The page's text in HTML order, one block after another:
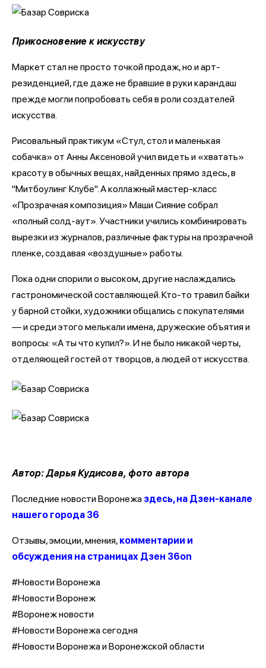
Прикосновение к искусству
Маркет стал не просто точкой продаж, но и арт-
резиденцией, где даже не бравшие в руки карандаш
прежде могли попробовать себя в роли создателей
искусства.
Рисовальный практикум «Стул, стол и маленькая
собачка» от Анны Аксеновой учил видеть и «хватать»
красоту в обычных вещах, найденных прямо здесь, в
"Митбоулинг Клубе". А коллажный мастер-класс
«Прозрачная композиция» Маши Сияние собрал
«полный солд-аут». Участники учились комбинировать
вырезки из журналов, различные фактуры на прозрачной
пленке, создавая «воздушные» работы.
Пока одни спорили о высоком, другие наслаждались
гастрономической составляющей. Кто-то травил байки
у барной стойки, художники общались с покупателями
— и среди этого мелькали имена, дружеские объятия и
вопросы: «А ты что купил?». И не было никакой черты,
отделяющей гостей от творцов, а людей от искусства.
Автор: Дарья Кудисова, фото автора
Последние новости Воронежа здесь, на Дзен-канале
нашего города 36
Отзывы, эмоции, мнения, комментарии и
обсуждения на страницах Дзен 36on
#Новости Воронежа
#Новости Воронеж
#Воронеж новости
#Новости Воронежа сегодня
#Новости Воронежа и Воронежской области